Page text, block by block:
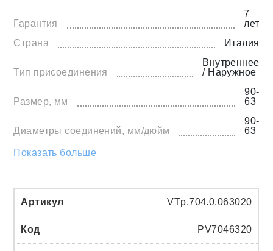
Гарантия
7
лет
Страна
Италия
Тип присоединения
Внутреннее
/ Наружное
Размер, мм
90-
63
Диаметры соединений, мм/дюйм
90-
63
Показать больше
VTp.704.0.063020
PV7046320